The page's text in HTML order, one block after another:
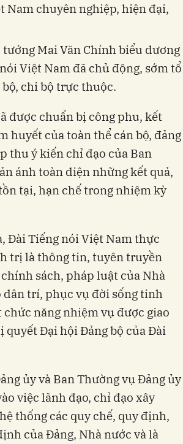
Nam chuyên nghiệp, hiện đại,
Mai Văn Chính biểu dương
Việt Nam đã chủ động, sớm tổ
chi bộ trực thuộc.
được chuẩn bị công phu, kết
của toàn thể cán bộ, đảng
thu ý kiến chỉ đạo của Ban
ánh toàn diện những kết quả,
tại, hạn chế trong nhiệm kỳ
Đài Tiếng nói Việt Nam thực
trị là thông tin, tuyên truyền
sách, pháp luật của Nhà
dân trí, phục vụ đời sống tinh
năng nhiệm vụ được giao
quyết Đại hội Đảng bộ của Đài
ủy và Ban Thường vụ Đảng ủy
việc lãnh đạo, chỉ đạo xây
thống các quy chế, quy định,
của Đảng, Nhà nước và là